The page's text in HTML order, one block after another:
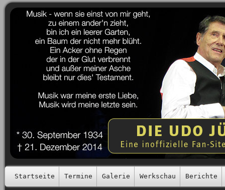
Startseite Termine Galerie Werkschau Berichte